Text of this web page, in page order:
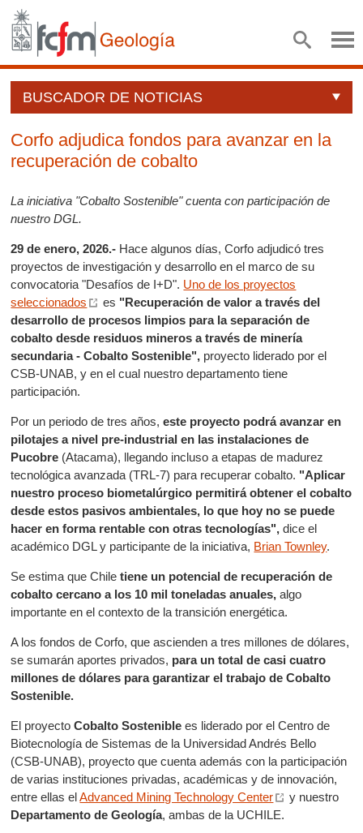
BUSCADOR DE NOTICIAS
Corfo adjudica fondos para avanzar en la
recuperación de cobalto
La iniciativa "Cobalto Sostenible" cuenta con participación de
nuestro DGL.
29 de enero, 2026.- Hace algunos días, Corfo adjudicó tres
proyectos de investigación y desarrollo en el marco de su
convocatoria "Desafíos de I+D". Uno de los proyectos
seleccionados
es "Recuperación de valor a través del
desarrollo de procesos limpios para la separación de
cobalto desde residuos mineros a través de minería
secundaria - Cobalto Sostenible", proyecto liderado por el
CSB-UNAB, y en el cual nuestro departamento tiene
participación.
Por un periodo de tres años,este proyecto podrá avanzar en
pilotajes a nivel pre-industrial en las instalaciones de
Pucobre (Atacama), llegando incluso a etapas de madurez
tecnológica avanzada (TRL-7) para recuperar cobalto. "Aplicar
nuestro proceso biometalúrgico permitirá obtener el cobalto
desde estos pasivos ambientales, lo que hoy no se puede
hacer en forma rentable con otras tecnologías", dice el
académico DGL y participante de la iniciativa, Brian Townley.
Se estima que Chiletiene un potencial de recuperación de
cobalto cercano a los 10 mil toneladas anuales, algo
importante en el contexto de la transición energética.
A los fondos de Corfo, que ascienden a tres millones de dólares,
se sumarán aportes privados, para un total de casi cuatro
millones de dólares para garantizar el trabajo de Cobalto
Sostenible.
El proyectoCobalto Sostenible es liderado por el Centro de
Biotecnología de Sistemas de la Universidad Andrés Bello
(CSB-UNAB), proyecto que cuenta además con la participación
de varias instituciones privadas, académicas y de innovación,
entre ellas elAdvanced Mining Technology Center
y nuestro
Departamento de Geología, ambas de la UCHILE.